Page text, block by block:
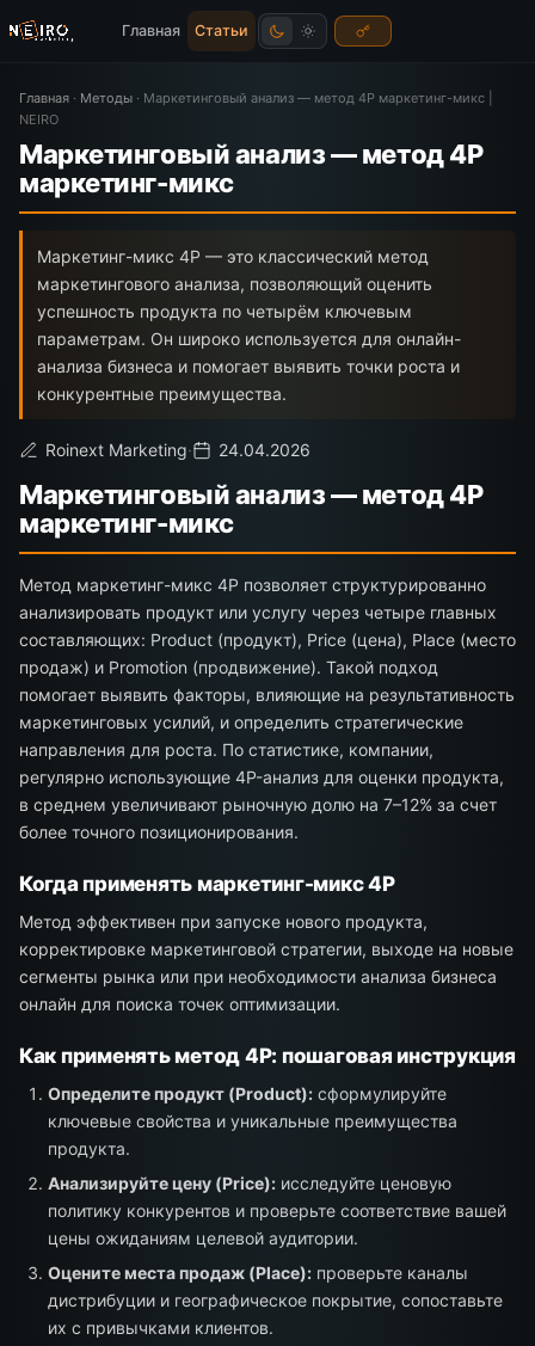
Главная Статьи
Главная · Методы · Маркетинговый анализ — метод 4P маркетинг-микс |
NEIRO
Маркетинговый анализ — метод 4P
маркетинг-микс
Маркетинг-микс 4P — это классический метод
маркетингового анализа, позволяющий оценить
успешность продукта по четырём ключевым
параметрам. Он широко используется для онлайн-
анализа бизнеса и помогает выявить точки роста и
конкурентные преимущества.
Roinext Marketing· 24.04.2026
Маркетинговый анализ — метод 4P
маркетинг-микс
Метод маркетинг-микс 4P позволяет структурированно
анализировать продукт или услугу через четыре главных
составляющих: Product (продукт), Price (цена), Place (место
продаж) и Promotion (продвижение). Такой подход
помогает выявить факторы, влияющие на результативность
маркетинговых усилий, и определить стратегические
направления для роста. По статистике, компании,
регулярно использующие 4P-анализ для оценки продукта,
в среднем увеличивают рыночную долю на 7–12% за счет
более точного позиционирования.
Когда применять маркетинг-микс 4P
Метод эффективен при запуске нового продукта,
корректировке маркетинговой стратегии, выходе на новые
сегменты рынка или при необходимости анализа бизнеса
онлайн для поиска точек оптимизации.
Как применять метод 4P: пошаговая инструкция
Определите продукт (Product): сформулируйте
ключевые свойства и уникальные преимущества
продукта.
Анализируйте цену (Price): исследуйте ценовую
политику конкурентов и проверьте соответствие вашей
цены ожиданиям целевой аудитории.
Оцените места продаж (Place): проверьте каналы
дистрибуции и географическое покрытие, сопоставьте
их с привычками клиентов.